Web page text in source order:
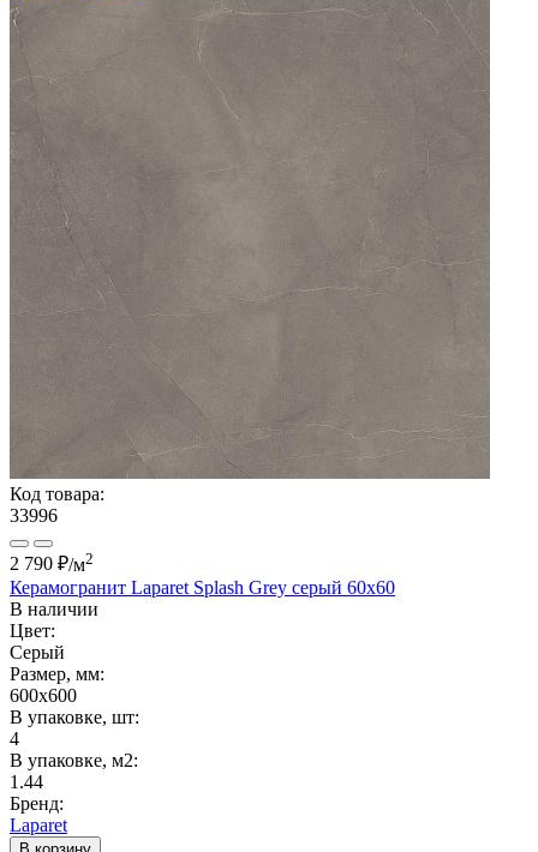
Код товара:
33996
2 790 ₽/м2
Керамогранит Laparet Splash Grey серый 60х60
В наличии
Цвет:
Серый
Размер, мм:
600x600
В упаковке, шт:
4
В упаковке, м2:
1.44
Бренд:
Laparet